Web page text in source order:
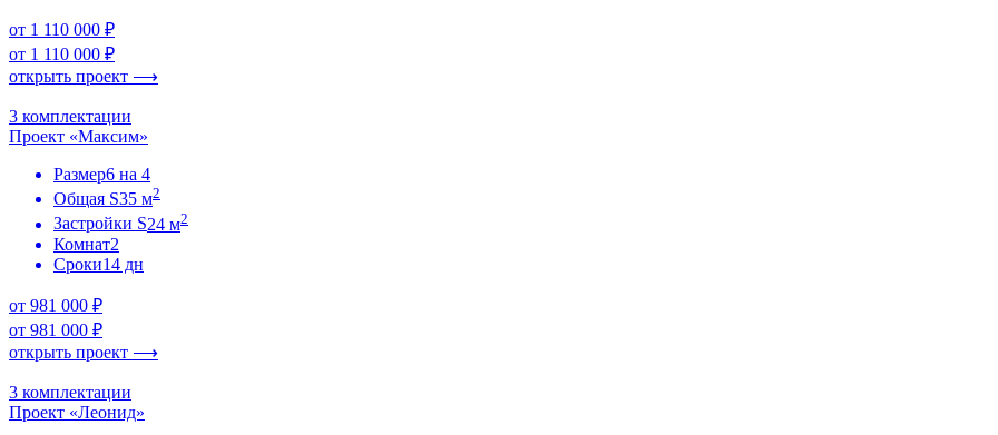
от 1 110 000 ₽
от 1 110 000 ₽
открыть проект ⟶
3 комплектации
Проект «Максим»
Размер6 на 4
Общая S35 м2
Застройки S24 м2
Комнат2
Сроки14 дн
от 981 000 ₽
от 981 000 ₽
открыть проект ⟶
3 комплектации
Проект «Леонид»